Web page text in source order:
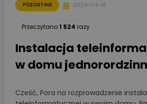
POZOSTAŁE 2024-04-18
Przeczytano1 524 razy
Instalacja
w domu
Cześć, Pora na rozprowadzenie